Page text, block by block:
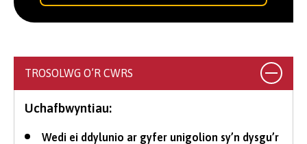
TROSOLWG O’R CWRS
Uchafbwyntiau:
Wedi ei ddylunio ar gyfer unigolion sy’n dysgu’r